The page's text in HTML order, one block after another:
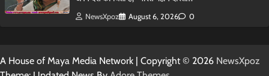
NewsXpoz August 6, 2026 0
A House of Maya Media Network | Copyright © 2026 NewsXpoz